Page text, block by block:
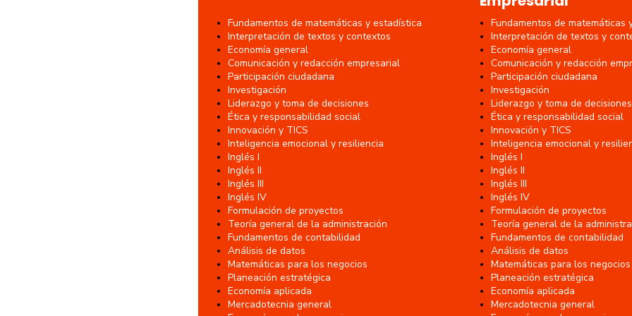
Fundamentos de matemáticas
Interpretación de textos y
Economía general
Comunicación y redacción
Participación ciudadana
Investigación
Liderazgo y toma de decisiones
Ética y responsabilidad social
Innovación y TICS
Inteligencia emocional y
Inglés I
Inglés II
Inglés III
Inglés IV
Formulación de proyectos
Teoría general de la
Fundamentos de contabilidad
Análisis de datos
Matemáticas para los negocios
Planeación estratégica
Economía aplicada
Mercadotecnia general
Fundamentos de matemáticas y estadística
Interpretación de textos y contextos
Economía general
Comunicación y redacción empresarial
Participación ciudadana
Investigación
Liderazgo y toma de decisiones
Ética y responsabilidad social
Innovación y TICS
Inteligencia emocional y resiliencia
Inglés I
Inglés II
Inglés III
Inglés IV
Formulación de proyectos
Teoría general de la administración
Fundamentos de contabilidad
Análisis de datos
Matemáticas para los negocios
Planeación estratégica
Economía aplicada
Mercadotecnia general